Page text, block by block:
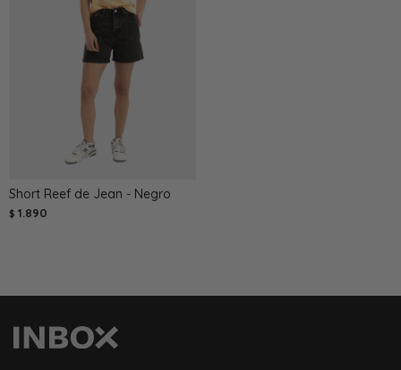
Short Reef de Jean - Negro
$ 1.890